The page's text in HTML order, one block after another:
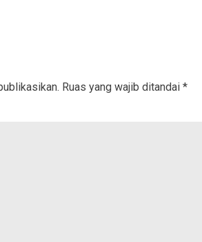
Ruas yang wajib ditandai *